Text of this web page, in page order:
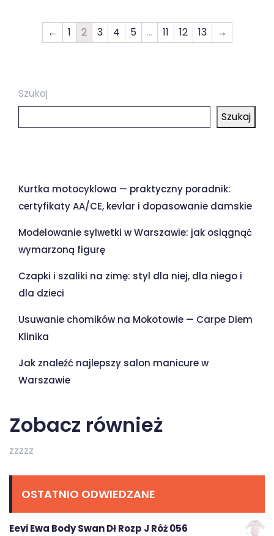
← 1 2 3 4 5 … 11 12 13 →
Szukaj
Szukaj
Kurtka motocyklowa — praktyczny poradnik:
certyfikaty AA/CE, kevlar i dopasowanie damskie
Modelowanie sylwetki w Warszawie: jak osiągnąć
wymarzoną figurę
Czapki i szaliki na zimę: styl dla niej, dla niego i
dla dzieci
Usuwanie chomików na Mokotowie — Carpe Diem
Klinika
Jak znaleźć najlepszy salon manicure w
Warszawie
Zobacz również
zzzzz
OSTATNIO ODWIEDZANE
Eevi Ewa Body Swan Dł Rozp J Róż 056